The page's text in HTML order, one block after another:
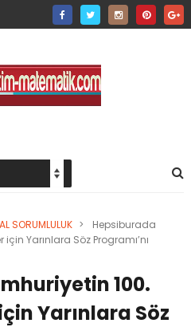
SORUMLULUK >
Hepsiburada
Yarınlara Söz Programı’nı
100.
Yarınlara Söz